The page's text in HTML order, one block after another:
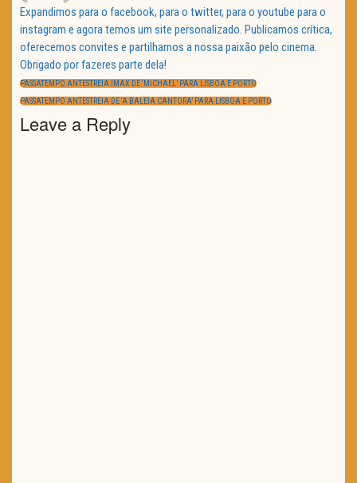
Expandimos para o facebook, para o twitter, para o youtube para o
instagram e agora temos um site personalizado. Publicamos crítica,
oferecemos convites e partilhamos a nossa paixão pelo cinema.
Obrigado por fazeres parte dela!
Navegação
de
artigos
PREVIOUS
PASSATEMPO ANTESTREIA IMAX DE ‘MICHAEL’ PARA LISBOA E PORTO
NEXT
PASSATEMPO ANTESTREIA DE ‘A BALEIA CANTORA’ PARA LISBOA E PORTO
Leave a Reply